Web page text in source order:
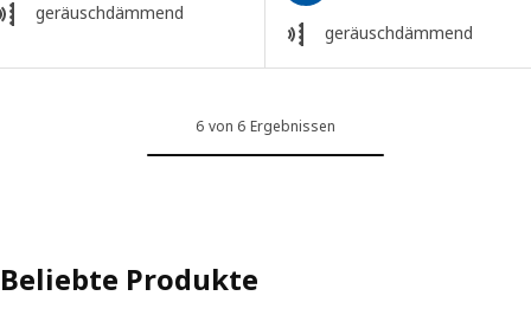
geräuschdämmend
geräuschdämmend
6 von 6 Ergebnissen
Beliebte Produkte